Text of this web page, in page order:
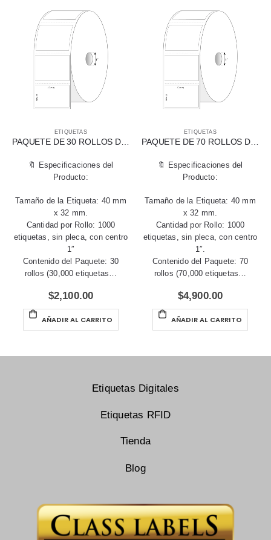
ETIQUETAS
🔖 Especificaciones del
Producto:
Tamaño de la Etiqueta: 40 mm
x 32 mm.
Cantidad por Rollo: 1000
etiquetas, sin pleca, con centro
1″
Contenido del Paquete: 30
rollos (30,000 etiquetas…
$2,100.00
AÑADIR AL CARRITO
ETIQUETAS
🔖 Especificaciones del
Producto:
Tamaño de la Etiqueta: 40 mm
x 32 mm.
Cantidad por Rollo: 1000
etiquetas, sin pleca, con centro
1″.
Contenido del Paquete: 70
rollos (70,000 etiquetas…
$4,900.00
AÑADIR AL CARRITO
Etiquetas Digitales
Etiquetas RFID
Tienda
Blog